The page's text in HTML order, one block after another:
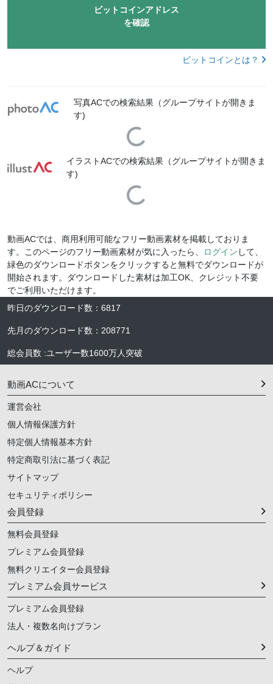
ビットコインアドレス
を確認
ビットコインとは？
写真ACでの検索結果（グループサイトが開きま
す)
Loading...
イラストACでの検索結果（グループサイトが開きま
す)
Loading...
動画ACでは、商用利用可能なフリー動画素材を掲載しておりま
す。このページのフリー動画素材が気に入ったら、
ログイン して、
緑色のダウンロードボタンをクリックすると無料でダウンロードが
開始されます。ダウンロードした素材は加工OK、クレジット不要
でご利用いただけます。
昨日のダウンロード数 ： 6817
先月のダウンロード数 ： 208771
総会員数 :ユーザー数1600万人 突破
動画ACについて
運営会社
個人情報保護方針
特定個人情報基本方針
特定商取引法に基づく表記
サイトマップ
セキュリティポリシー
会員登録
無料会員登録
プレミアム会員登録
無料クリエイター会員登録
プレミアム会員サービス
プレミアム会員登録
法人・複数名向けプラン
ヘルプ＆ガイド
ヘルプ